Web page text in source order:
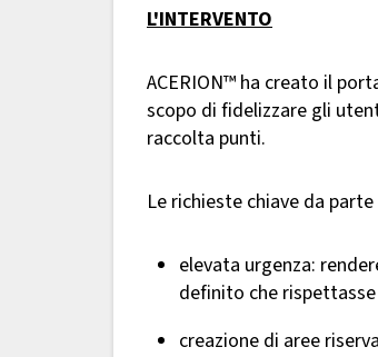
L'INTERVENTO
ACERION™ ha creato il
scopo di fidelizzare gli
raccolta punti.
Le richieste chiave da
elevata urgenza:
definito che
creazione di aree